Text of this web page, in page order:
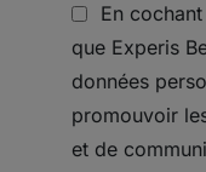
En
que Experis
données
promouvoir
et de